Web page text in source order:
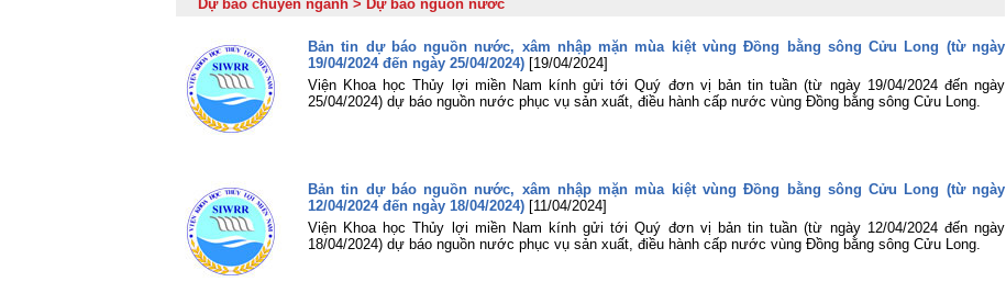
lần thứ ba Ban Chấp hành Trung ương
Đảng khóa XIV
Viện Khoa học Thủy lợi miền Nam
tham gia Lễ dâng hương tưởng niệm
các Anh hùng liệt sĩ tại Công viên Lê
khó khăn
chức Lễ công bố Quyết định công nhận
học vị và trao bằng Tiến sĩ cho tân Tiến
Dự báo chuyên ngành > Dự báo nguồn nước
Bản tin dự báo nguồn nước, xâm nhập mặn mùa kiệt vùng Đồng bằng sông Cửu Long (từ ngày
19/04/2024 đến ngày 25/04/2024) [19/04/2024]
Viện Khoa học Thủy lợi miền Nam kính gửi tới Quý đơn vị bản tin tuần (từ ngày 19/04/2024 đến ngày
25/04/2024) dự báo nguồn nước phục vụ sản xuất, điều hành cấp nước vùng Đồng bằng sông Cửu Long.
Bản tin dự báo nguồn nước, xâm nhập mặn mùa kiệt vùng Đồng bằng sông Cửu Long (từ ngày
12/04/2024 đến ngày 18/04/2024) [11/04/2024]
Viện Khoa học Thủy lợi miền Nam kính gửi tới Quý đơn vị bản tin tuần (từ ngày 12/04/2024 đến ngày
18/04/2024) dự báo nguồn nước phục vụ sản xuất, điều hành cấp nước vùng Đồng bằng sông Cửu Long.